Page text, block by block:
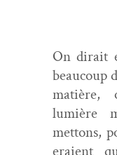
On dirait
beau­coup
matière,
lumière
met­tons,
eraient